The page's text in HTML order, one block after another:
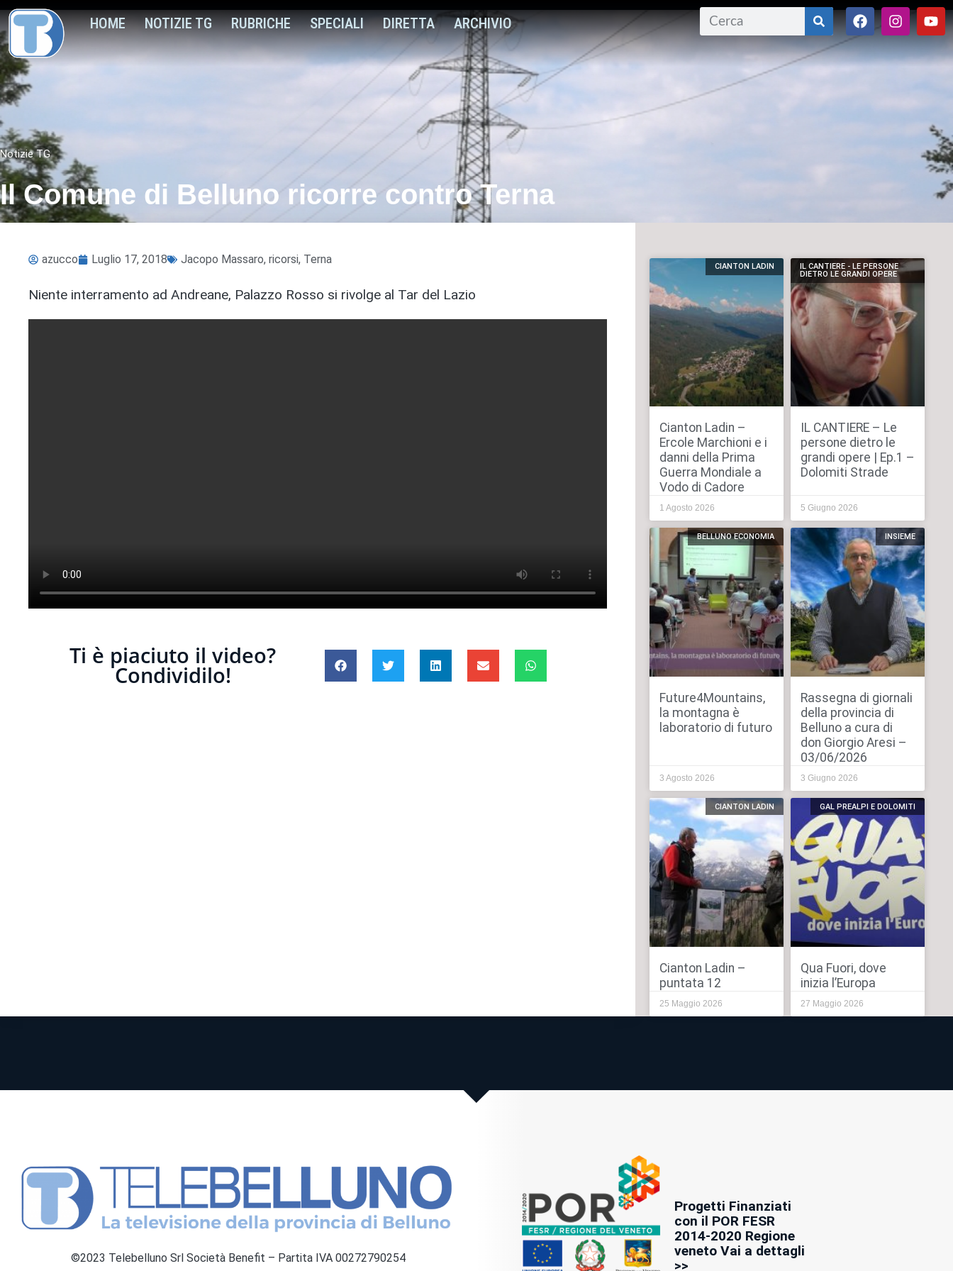
HOME NOTIZIE TG RUBRICHE SPECIALI DIRETTA ARCHIVIO
Notizie TG
Il Comune di Belluno ricorre contro Terna
azucco Luglio 17, 2018 Jacopo Massaro, ricorsi, Terna
Niente interramento ad Andreane, Palazzo Rosso si rivolge al Tar del Lazio
Ti è piaciuto il video?
Condividilo!
CIANTON LADIN
Cianton Ladin –
Ercole Marchioni e i
danni della Prima
Guerra Mondiale a
Vodo di Cadore
1 Agosto 2026
IL CANTIERE - LE PERSONE
DIETRO LE GRANDI OPERE
IL CANTIERE – Le
persone dietro le
grandi opere | Ep.1 –
Dolomiti Strade
5 Giugno 2026
BELLUNO ECONOMIA
Future4Mountains,
la montagna è
laboratorio di futuro
3 Agosto 2026
INSIEME
Rassegna di giornali
della provincia di
Belluno a cura di
don Giorgio Aresi –
03/06/2026
3 Giugno 2026
CIANTON LADIN
Cianton Ladin –
puntata 12
25 Maggio 2026
GAL PREALPI E DOLOMITI
Qua Fuori, dove
inizia l’Europa
27 Maggio 2026
©2023 Telebelluno Srl Società Benefit – Partita IVA 00272790254
Progetti Finanziati
con il POR FESR
2014-2020 Regione
veneto Vai a dettagli
>>